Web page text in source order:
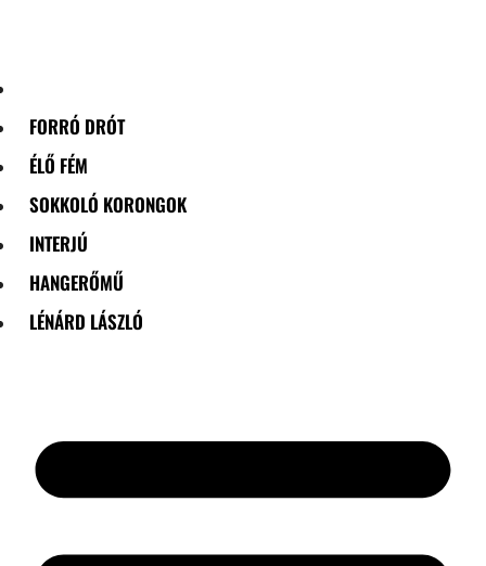
FORRÓ DRÓT
ÉLŐ FÉM
SOKKOLÓ KORONGOK
INTERJÚ
HANGERŐMŰ
LÉNÁRD LÁSZLÓ